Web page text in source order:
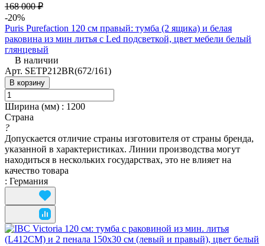
168 000 ₽
-20%
Puris Purefaction 120 см правый: тумба (2 ящика) и белая
раковина из мин литья c Led подсветкой, цвет мебели белый
глянцевый
В наличии
Арт. SETP212BR(672/161)
В корзину
Ширина (мм) : 1200
Страна
?
Допускается отличие страны изготовителя от страны бренда,
указанной в характеристиках. Линии производства могут
находиться в нескольких государствах, это не влияет на
качество товара
: Германия